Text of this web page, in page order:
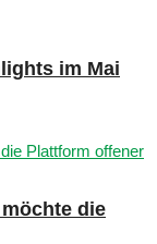
im Mai
die